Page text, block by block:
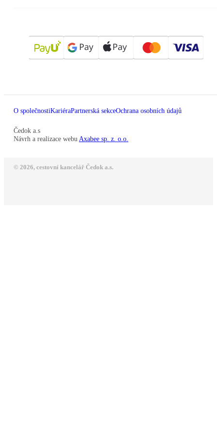
O společnostiKariéraPartnerská sekceOchrana osobních údajů
Čedok a.s
Návrh a realizace webu Axabee sp. z. o.o.
© 2026, cestovní kancelář Čedok a.s.